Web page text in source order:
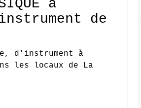
à
de
d'instrument à
les locaux de La